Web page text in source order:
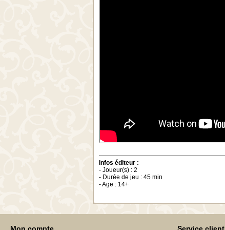
Infos éditeur :
- Joueur(s) : 2
- Durée de jeu : 45 min
- Age : 14+